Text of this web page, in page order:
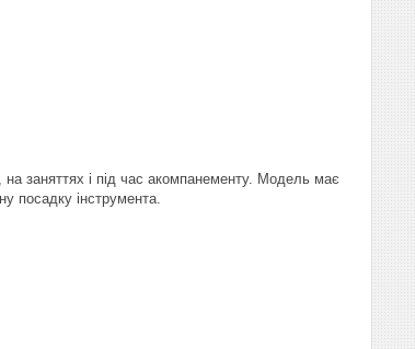
заняттях і під час акомпанементу. Модель має
посадку інструмента.